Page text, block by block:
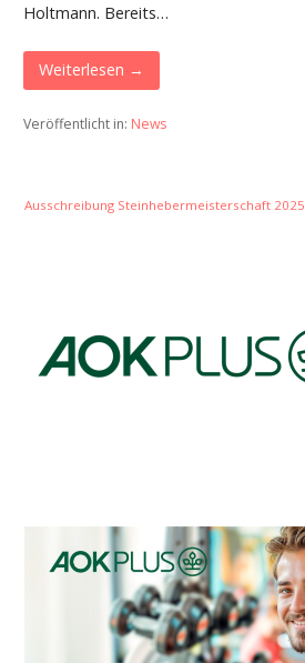
Holtmann. Bereits…
Weiterlesen →
Veröffentlicht in: News
Ausschreibung Steinhebermeisterschaft 2025